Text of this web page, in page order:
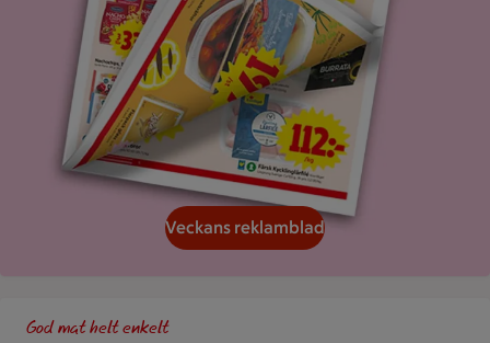
Veckans reklamblad
God mat helt enkelt